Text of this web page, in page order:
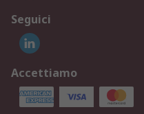
Seguici
Accettiamo